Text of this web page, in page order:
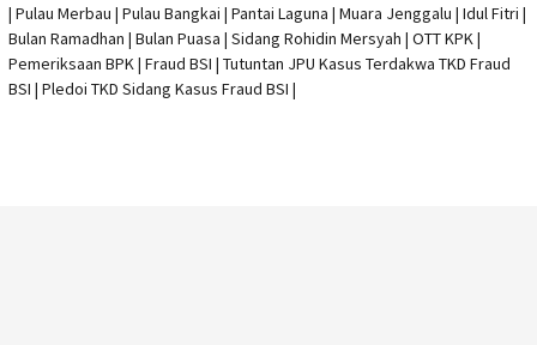
| Pulau Merbau | Pulau Bangkai | Pantai Laguna | Muara Jenggalu | Idul Fitri |
Bulan Ramadhan | Bulan Puasa | Sidang Rohidin Mersyah | OTT KPK |
Pemeriksaan BPK | Fraud BSI | Tutuntan JPU Kasus Terdakwa TKD Fraud
BSI | Pledoi TKD Sidang Kasus Fraud BSI |